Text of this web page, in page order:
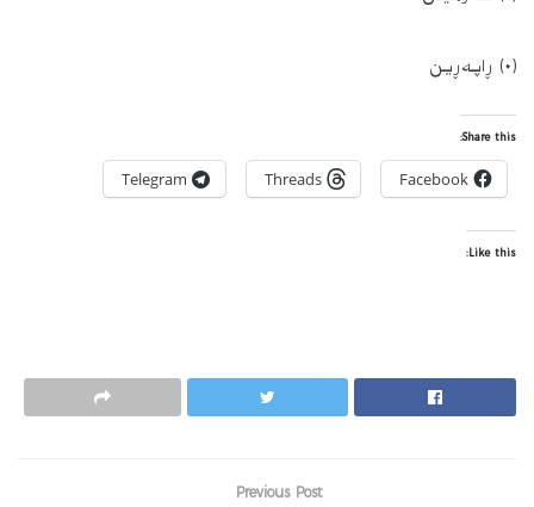
(٠) ڕاپەڕین
Share this:
Facebook
Threads
Telegram
Like this:
Previous Post